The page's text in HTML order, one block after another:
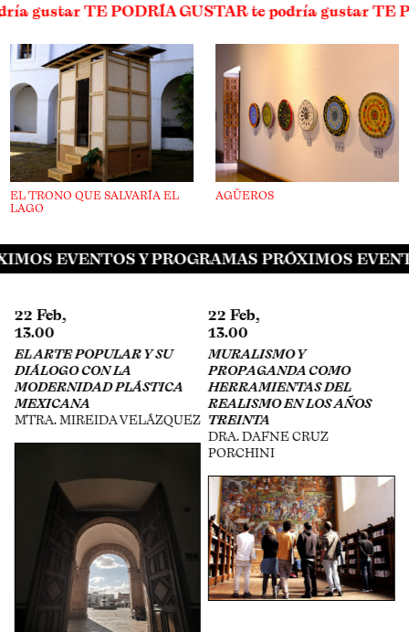
gustar TE PODRÍA GUSTAR te podría gustar TE
EL TRONO QUE SALVARÍA EL
LAGO
AGÜEROS
EVENTOS Y PROGRAMAS PRÓXIMOS
22 Feb,
13.00
MURALISMO Y
PROPAGANDA COMO
HERRAMIENTAS DEL
REALISMO EN LOS AÑOS
TREINTA
29 Apr,
16.00
ESTRATEGIAS DE
EXPOSICIÓN EN INTERNET
GABY CEPEDA, CANEK
ZAPATA, ESTEBAN KING